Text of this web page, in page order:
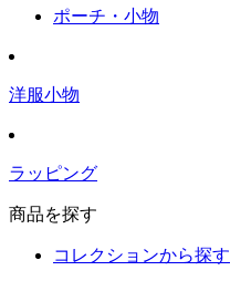
ポーチ・小物
洋服小物
ラッピング
商品を探す
コレクションから探す